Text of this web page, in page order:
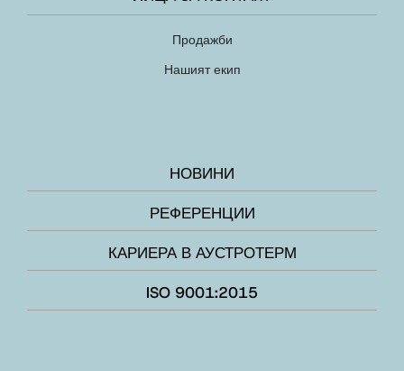
Продажби
Нашият екип
НОВИНИ
РЕФЕРЕНЦИИ
КАРИЕРА В АУСТРОТЕРМ
ISO 9001:2015